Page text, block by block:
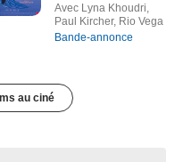
Avec Lyna Khoudri,
Paul Kircher, Rio Vega
Bande-annonce
au ciné